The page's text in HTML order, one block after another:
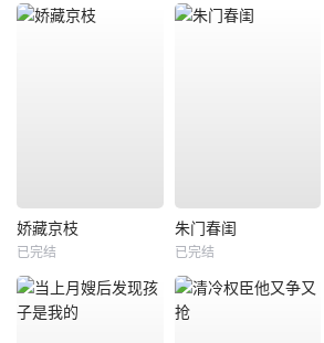
娇藏京枝
已完结
朱门春闺
已完结